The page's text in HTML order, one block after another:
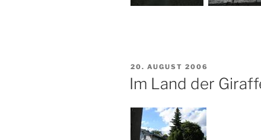
VERÖFFENTLICHT
AM
20. AUGUST 2006
Im Land der